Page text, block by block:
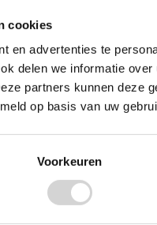
cookies
en advertenties te
delen we informatie
partners kunnen deze
op basis van uw
Voorkeuren